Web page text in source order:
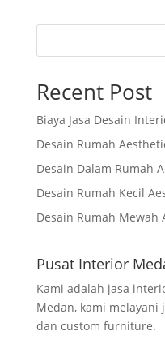
Recent Post
Biaya Jasa Desain
Desain Rumah
Desain Dalam Rumah
Desain Rumah Kecil
Desain Rumah Mewah
Pusat Interior
Kami adalah jasa
Medan, kami
dan custom furniture.